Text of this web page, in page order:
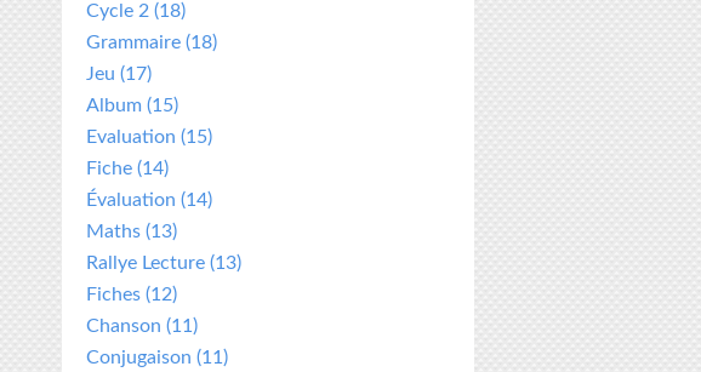
Cycle 2 (18)
Grammaire (18)
Jeu (17)
Album (15)
Evaluation (15)
Fiche (14)
Évaluation (14)
Maths (13)
Rallye Lecture (13)
Fiches (12)
Chanson (11)
Conjugaison (11)